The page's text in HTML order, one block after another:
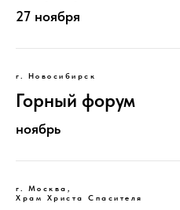
27 ноября
г. Новосибирск
Горный форум
ноябрь
г. Москва,
Храм Христа Спасителя